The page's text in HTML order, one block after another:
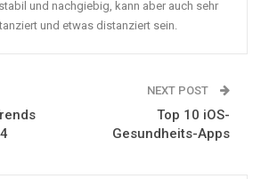
und nachgiebig, kann aber auch sehr
und etwas distanziert sein.
NEXT POST
Top 10 iOS-
Gesundheits-Apps